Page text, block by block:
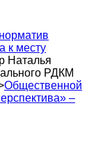
к месту
Наталья
РДКМ
Общественной
–